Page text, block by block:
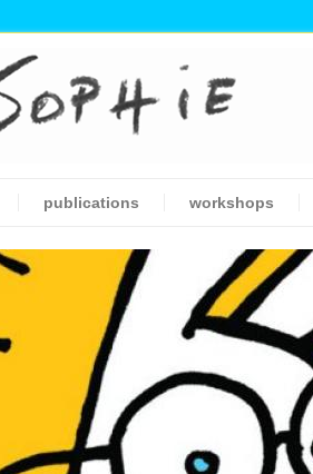
publications workshops